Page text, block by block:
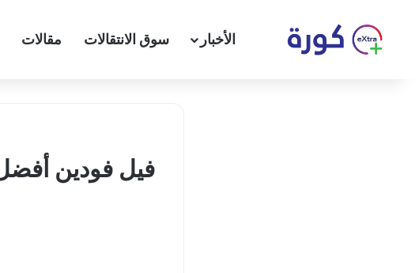
الأخبار سوق الانتقالات مقالات